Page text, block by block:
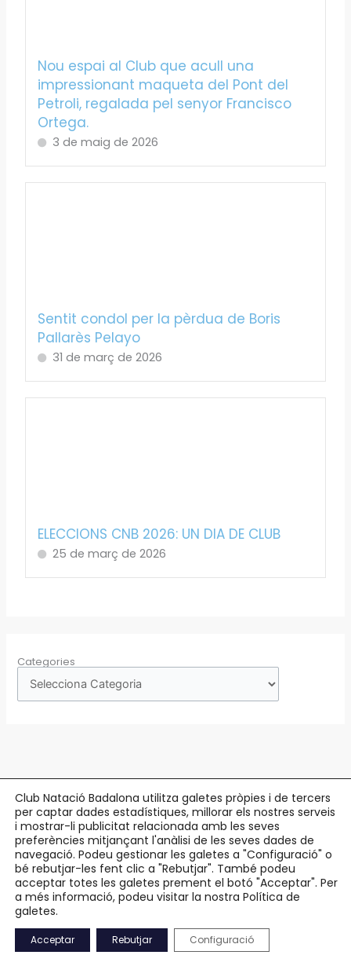
Nou espai al Club que acull una
impressionant maqueta del Pont del
Petroli, regalada pel senyor Francisco
Ortega.
3 de maig de 2026
Sentit condol per la pèrdua de Boris
Pallarès Pelayo
31 de març de 2026
ELECCIONS CNB 2026: UN DIA DE CLUB
25 de març de 2026
Categories
Copyright © 2026 Club Natació Badalona |c/ Eduard Maristany, 5-7
Badalona |93 384 34 13
Avís Legal
Política de Privacitat
Accessibilitat
Mapa Web
Club Natació Badalona utilitza galetes pròpies i de tercers
per captar dades estadístiques, millorar els nostres serveis
i mostrar-li publicitat relacionada amb les seves
preferències mitjançant l'anàlisi de les seves dades de
navegació. Podeu gestionar les galetes a "Configuració" o
bé rebutjar-les fent clic a "Rebutjar". També podeu
acceptar totes les galetes prement el botó "Acceptar". Per
a més informació, podeu visitar la nostra Política de
galetes.
Acceptar Rebutjar Configuració